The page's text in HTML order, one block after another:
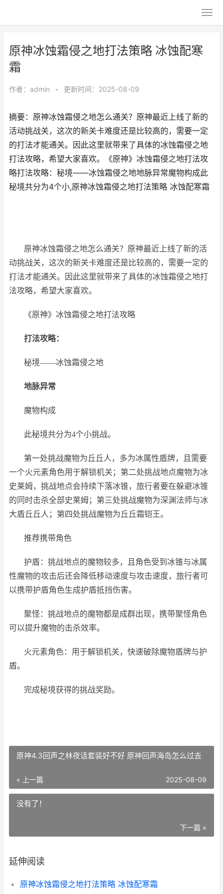
原神冰蚀霜侵之地打法策略 冰蚀配寒
霜
作者： admin • 更新时间：2025-08-09
摘要：原神冰蚀霜侵之地怎么通关？原神最近上线了新的
活动挑战关，这次的新关卡难度还是比较高的，需要一定
的打法才能通关。因此这里就带来了具体的冰蚀霜侵之地
打法攻略，希望大家喜欢。《原神》冰蚀霜侵之地打法攻
略打法攻略：秘境——冰蚀霜侵之地地脉异常魔物构成此
秘境共分为4个小,原神冰蚀霜侵之地打法策略 冰蚀配寒霜
原神冰蚀霜侵之地怎么通关？ 原神最近上线了新的活
动挑战关，这次的新关卡难度还是比较高的，需要一定的
打法才能通关。因此这里就带来了具体的冰蚀霜侵之地打
法攻略，希望大家喜欢。
《原神》冰蚀霜侵之地打法攻略
打法攻略：
秘境——冰蚀霜侵之地
地脉异常
魔物构成
此秘境共分为4个小挑战。
第一处挑战魔物为丘丘人，多为冰属性盾牌，且需要
一个火元素角色用于解锁机关；第二处挑战地点魔物为冰
史莱姆，挑战地点会持续下落冰锥，旅行者要在躲避冰锥
的同时击杀全部史莱姆；第三处挑战魔物为深渊法师与冰
大盾丘丘人；第四处挑战魔物为丘丘霜铠王。
推荐携带角色
护盾：挑战地点的魔物较多，且角色受到冰锥与冰属
性魔物的攻击后还会降低移动速度与攻击速度，旅行者可
以携带护盾角色生成护盾抵挡伤害。
聚怪：挑战地点的魔物都是成群出现，携带聚怪角色
可以提升魔物的击杀效率。
火元素角色：用于解锁机关，快速破除魔物盾牌与护
盾。
完成秘境获得的挑战奖励。
原神4.3回声之林夜话套装好不好 原神回声海岛怎么过去
« 上一篇 2025-08-09
没有了！
下一篇 »
延伸阅读
原神冰蚀霜侵之地打法策略 冰蚀配寒霜